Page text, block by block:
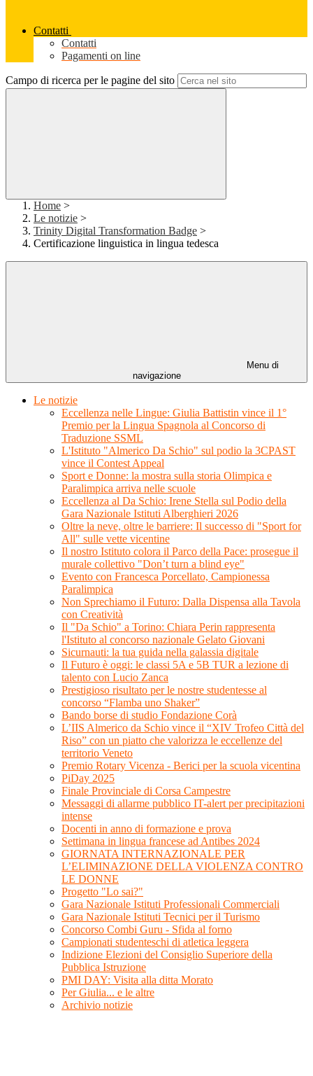
Contatti
Contatti
Pagamenti on line
Campo di ricerca per le pagine del sito
Home >
Le notizie >
Trinity Digital Transformation Badge >
Certificazione linguistica in lingua tedesca
Menu di
navigazione
Le notizie
Eccellenza nelle Lingue: Giulia Battistin vince il 1°
Premio per la Lingua Spagnola al Concorso di
Traduzione SSML
L'Istituto "Almerico Da Schio" sul podio la 3CPAST
vince il Contest Appeal
Sport e Donne: la mostra sulla storia Olimpica e
Paralimpica arriva nelle scuole
Eccellenza al Da Schio: Irene Stella sul Podio della
Gara Nazionale Istituti Alberghieri 2026
Oltre la neve, oltre le barriere: Il successo di "Sport for
All" sulle vette vicentine
Il nostro Istituto colora il Parco della Pace: prosegue il
murale collettivo "Don’t turn a blind eye"
Evento con Francesca Porcellato, Campionessa
Paralimpica
Non Sprechiamo il Futuro: Dalla Dispensa alla Tavola
con Creatività
Il "Da Schio" a Torino: Chiara Perin rappresenta
l'Istituto al concorso nazionale Gelato Giovani
Sicurnauti: la tua guida nella galassia digitale
Il Futuro è oggi: le classi 5A e 5B TUR a lezione di
talento con Lucio Zanca
Prestigioso risultato per le nostre studentesse al
concorso “Flamba uno Shaker”
Bando borse di studio Fondazione Corà
L’IIS Almerico da Schio vince il “XIV Trofeo Città del
Riso” con un piatto che valorizza le eccellenze del
territorio Veneto
Premio Rotary Vicenza - Berici per la scuola vicentina
PiDay 2025
Finale Provinciale di Corsa Campestre
Messaggi di allarme pubblico IT-alert per precipitazioni
intense
Docenti in anno di formazione e prova
Settimana in lingua francese ad Antibes 2024
GIORNATA INTERNAZIONALE PER
L’ELIMINAZIONE DELLA VIOLENZA CONTRO
LE DONNE
Progetto "Lo sai?"
Gara Nazionale Istituti Professionali Commerciali
Gara Nazionale Istituti Tecnici per il Turismo
Concorso Combi Guru - Sfida al forno
Campionati studenteschi di atletica leggera
Indizione Elezioni del Consiglio Superiore della
Pubblica Istruzione
PMI DAY: Visita alla ditta Morato
Per Giulia... e le altre
Archivio notizie